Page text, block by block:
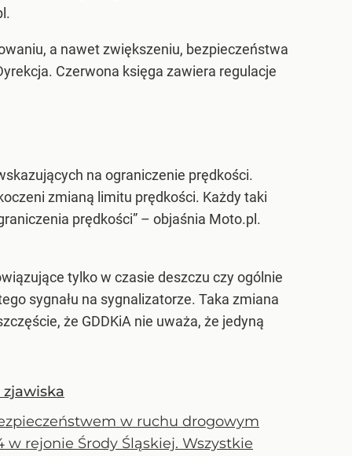
a nawet zwiększeniu, bezpieczeństwa
Czerwona księga zawiera regulacje
na ograniczenie prędkości.
zmianą limitu prędkości. Każdy taki
prędkości” – objaśnia Moto.pl.
tylko w czasie deszczu czy ogólnie
sygnału na sygnalizatorze. Taka zmiana
że GDDKiA nie uważa, że jedyną
w ruchu drogowym
rejonie Środy Śląskiej. Wszystkie